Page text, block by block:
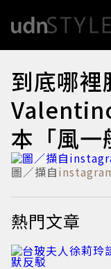
到底哪裡
本「風一
圖／擷自
熱門文章